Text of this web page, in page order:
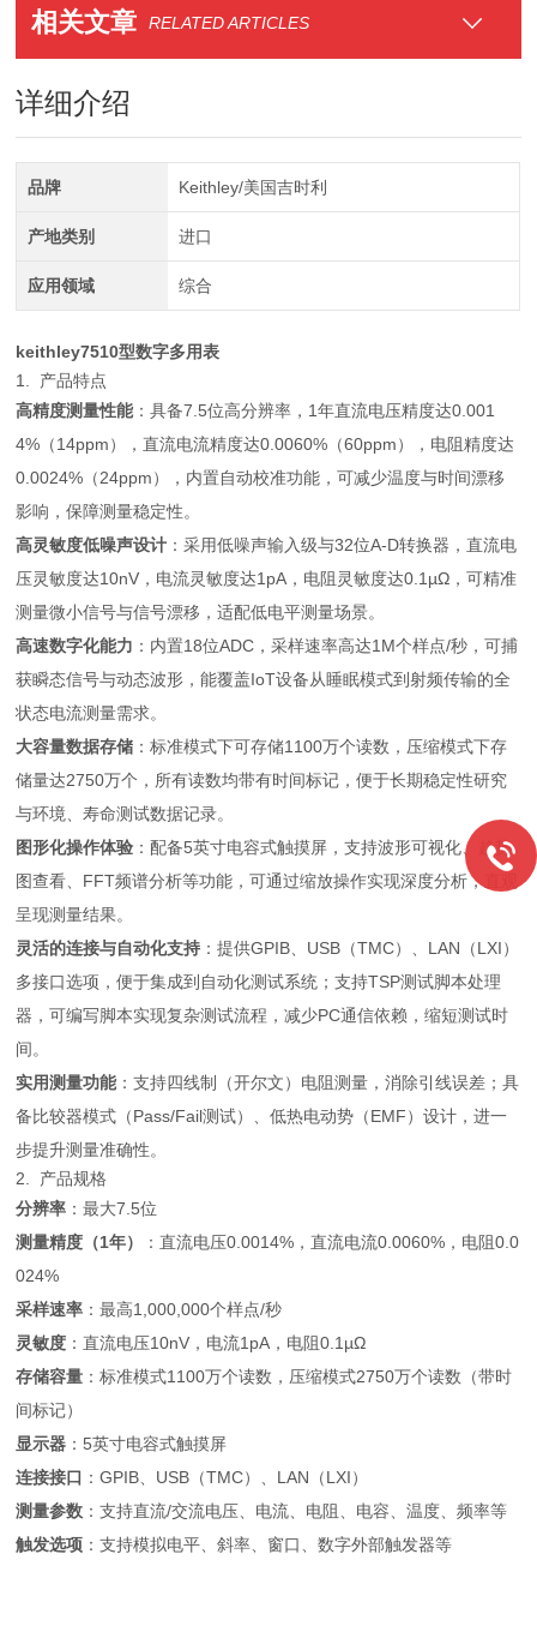
相关文章 RELATED ARTICLES
详细介绍
品牌 Keithley/美国吉时利
产地类别 进口
应用领域 综合
keithley7510型数字多用表
1. 产品特点
高精度测量性能：具备7.5位高分辨率，1年直流电压精度达0.001
4%（14ppm），直流电流精度达0.0060%（60ppm），电阻精度达
0.0024%（24ppm），内置自动校准功能，可减少温度与时间漂移
影响，保障测量稳定性。
高灵敏度低噪声设计 ：采用低噪声输入级与32位A-D转换器，直流电
压灵敏度达10nV，电流灵敏度达1pA，电阻灵敏度达0.1µΩ，可精准
测量微小信号与信号漂移，适配低电平测量场景。
高速数字化能力 ：内置18位ADC，采样速率高达1M个样点/秒，可捕
获瞬态信号与动态波形，能覆盖IoT设备从睡眠模式到射频传输的全
状态电流测量需求。
大容量数据存储 ：标准模式下可存储1100万个读数，压缩模式下存
储量达2750万个，所有读数均带有时间标记，便于长期稳定性研究
与环境、寿命测试数据记录。
图形化操作体验 ：配备5英寸电容式触摸屏，支持波形可视化、趋势
图查看、FFT频谱分析等功能，可通过缩放操作实现深度分析，直观
呈现测量结果。
灵活的连接与自动化支持 ：提供GPIB、USB（TMC）、LAN（LXI）
多接口选项，便于集成到自动化测试系统；支持TSP测试脚本处理
器，可编写脚本实现复杂测试流程，减少PC通信依赖，缩短测试时
间。
实用测量功能：支持四线制（开尔文）电阻测量，消除引线误差；具
备比较器模式（Pass/Fail测试）、低热电动势（EMF）设计，进一
步提升测量准确性。
2. 产品规格
分辨率 ：最大7.5位
测量精度（1年）
：直流电压0.0014%，直流电流0.0060%，电阻0.0
024%
采样速率 ：最高1,000,000个样点/秒
灵敏度 ：直流电压10nV，电流1pA，电阻0.1µΩ
存储容量 ：标准模式1100万个读数，压缩模式2750万个读数（带时
间标记）
显示器 ：5英寸电容式触摸屏
连接接口 ：GPIB、USB（TMC）、LAN（LXI）
测量参数 ：支持直流/交流电压、电流、电阻、电容、温度、频率等
触发选项 ：支持模拟电平、斜率、窗口、数字外部触发器等